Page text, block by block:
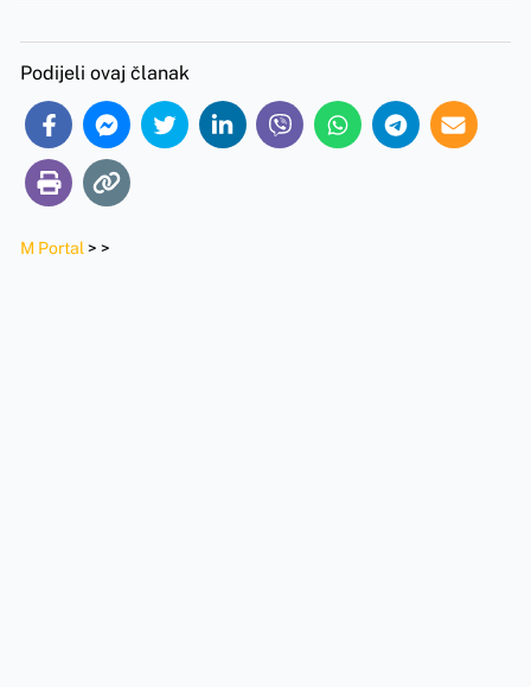
Podijeli ovaj članak
M Portal > >